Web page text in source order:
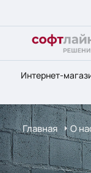
Интернет-
Главная О